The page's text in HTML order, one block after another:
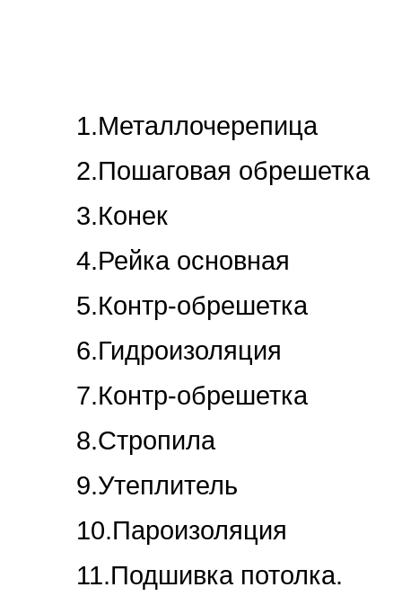
1.Металлочерепица
2.Пошаговая обрешетка
3.Конек
4.Рейка основная
5.Контр-обрешетка
6.Гидроизоляция
7.Контр-обрешетка
8.Стропила
9.Утеплитель
10.Пароизоляция
11.Подшивка потолка.